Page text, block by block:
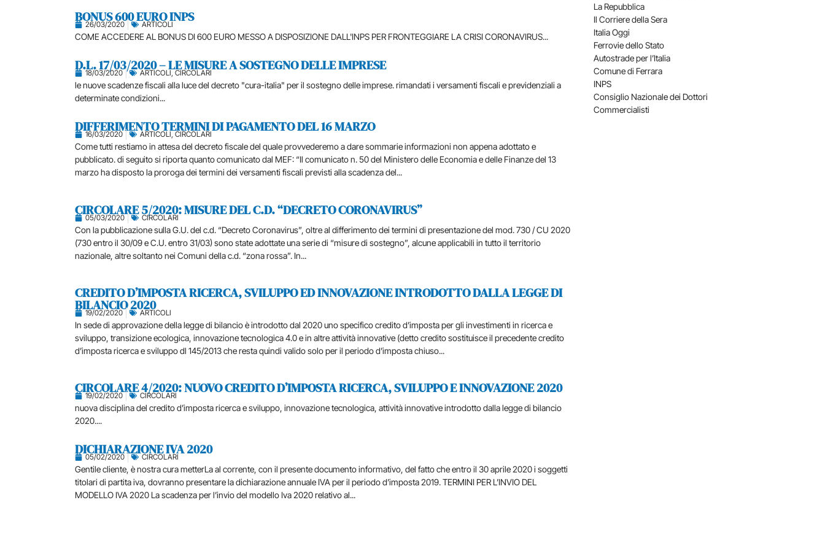
BONUS 600 EURO INPS
26/03/2020 ARTICOLI
COME ACCEDERE AL BONUS DI 600 EURO MESSO A DISPOSIZIONE DALL'INPS PER FRONTEGGIARE LA CRISI CORONAVIRUS...
D.L. 17/03/2020 – LE MISURE A SOSTEGNO DELLE IMPRESE
18/03/2020 ARTICOLI, CIRCOLARI
le nuove scadenze fiscali alla luce del decreto "cura-italia" per il sostegno delle imprese. rimandati i versamenti fiscali e previdenziali a
determinate condizioni...
DIFFERIMENTO TERMINI DI PAGAMENTO DEL 16 MARZO
16/03/2020 ARTICOLI, CIRCOLARI
Come tutti restiamo in attesa del decreto fiscale del quale provvederemo a dare sommarie informazioni non appena adottato e
pubblicato. di seguito si riporta quanto comunicato dal MEF: “Il comunicato n. 50 del Ministero delle Economia e delle Finanze del 13
marzo ha disposto la proroga dei termini dei versamenti fiscali previsti alla scadenza del...
CIRCOLARE 5/2020: MISURE DEL C.D. “DECRETO CORONAVIRUS”
05/03/2020 CIRCOLARI
Con la pubblicazione sulla G.U. del c.d. “Decreto Coronavirus”, oltre al differimento dei termini di presentazione del mod. 730 / CU 2020
(730 entro il 30/09 e C.U. entro 31/03) sono state adottate una serie di “misure di sostegno”, alcune applicabili in tutto il territorio
nazionale, altre soltanto nei Comuni della c.d. “zona rossa”. In...
CREDITO D’IMPOSTA RICERCA, SVILUPPO ED INNOVAZIONE INTRODOTTO DALLA LEGGE DI
BILANCIO 2020
19/02/2020 ARTICOLI
In sede di approvazione della legge di bilancio è introdotto dal 2020 uno specifico credito d’imposta per gli investimenti in ricerca e
sviluppo, transizione ecologica, innovazione tecnologica 4.0 e in altre attività innovative (detto credito sostituisce il precedente credito
d’imposta ricerca e sviluppo dl 145/2013 che resta quindi valido solo per il periodo d’imposta chiuso...
CIRCOLARE 4/2020: NUOVO CREDITO D’IMPOSTA RICERCA, SVILUPPO E INNOVAZIONE 2020
19/02/2020 CIRCOLARI
nuova disciplina del credito d’imposta ricerca e sviluppo, innovazione tecnologica, attività innovative introdotto dalla legge di bilancio
2020....
DICHIARAZIONE IVA 2020
05/02/2020 CIRCOLARI
Gentile cliente, è nostra cura metterLa al corrente, con il presente documento informativo, del fatto che entro il 30 aprile 2020 i soggetti
titolari di partita iva, dovranno presentare la dichiarazione annuale IVA per il periodo d’imposta 2019. TERMINI PER L’INVIO DEL
MODELLO IVA 2020 La scadenza per l’invio del modello Iva 2020 relativo al...
La Repubblica
Il Corriere della Sera
Italia Oggi
Ferrovie dello Stato
Autostrade per l’Italia
Comune di Ferrara
INPS
Consiglio Nazionale dei Dottori
Commercialisti